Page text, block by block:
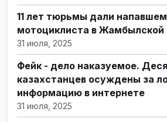
11 лет тюрьмы дали
мотоциклиста в Жамбылской
31 июля, 2025
Фейк - дело наказуемое.
казахстанцев осуждены за
информацию в интернете
31 июля, 2025